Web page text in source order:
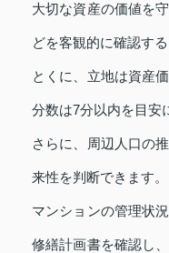
大切な資産の価値を
どを客観的に確認す
とくに、立地は資産
分数は7分以内を目安
さらに、周辺人口の
来性を判断できます。
マンションの管理状
修繕計画書を確認し